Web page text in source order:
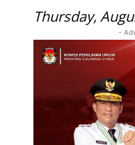
Thursday,
-